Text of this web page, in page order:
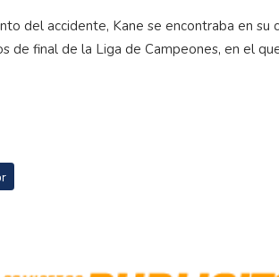
del accidente, Kane se encontraba en
de final de la Liga de Campeones, en el
Detienen a aficionado que le dio latigazos a